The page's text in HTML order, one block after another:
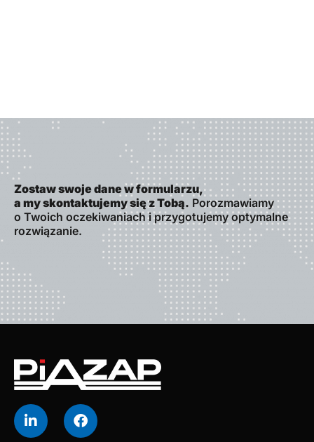
Zostaw swoje dane w formularzu,
a my skontaktujemy się z Tobą. Porozmawiamy
o Twoich oczekiwaniach i przygotujemy optymalne
rozwiązanie.